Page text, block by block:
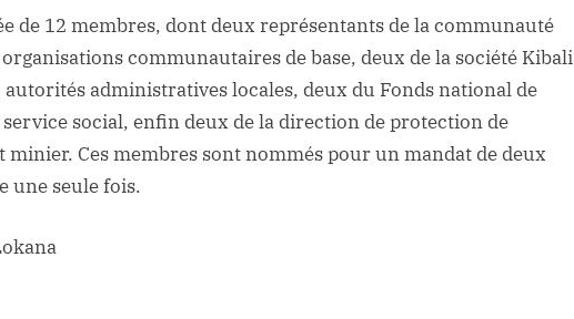
de 12 membres, dont deux représentants de la communauté
communautaires de base, deux de la société Kibali
autorités administratives locales, deux du Fonds national de
social, enfin deux de la direction de protection de
minier. Ces membres sont nommés pour un mandat de deux
une seule fois.